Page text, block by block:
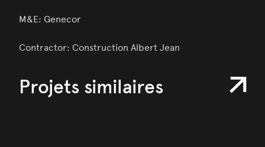
M&E: Genecor
Contractor: Construction Albert Jean
Projets similaires